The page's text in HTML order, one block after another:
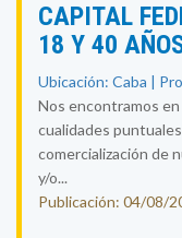
CAPITAL
18 Y 40
Ubicación: Caba |
Nos encontramos
cualidades
comercialización de
y/o...
Publicación: 04/08/